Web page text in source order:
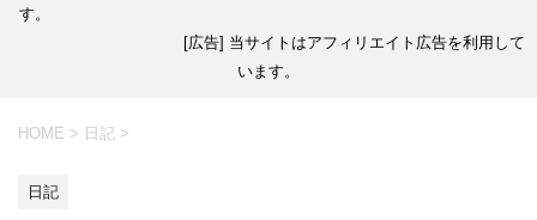
す。
[広告] 当サイトはアフィリエイト広告を利用して
います。
HOME > 日記 >
日記